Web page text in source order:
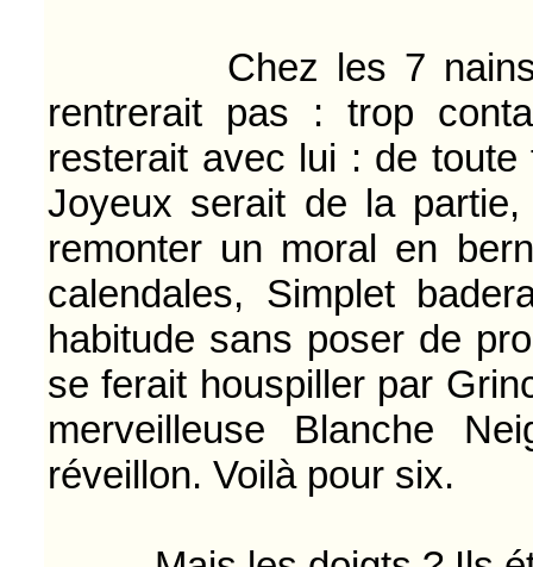
Chez les 7 nains, ils
rentrerait pas : trop
resterait avec lui : de
Joyeux serait de la
remonter un moral en
calendales, Simplet
habitude sans poser de
se ferait houspiller par
merveilleuse Blanche
réveillon. Voilà pour six.